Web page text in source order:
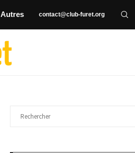
Autres contact@club-furet.org